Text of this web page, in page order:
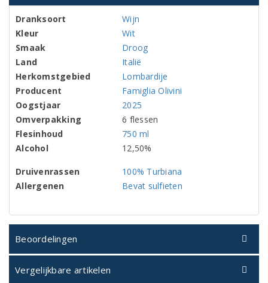
Dranksoort
Wijn
Kleur
Wit
Smaak
Droog
Land
Italië
Herkomstgebied
Lombardije
Producent
Famiglia Olivini
Oogstjaar
2025
Omverpakking
6 flessen
Flesinhoud
750 ml
Alcohol
12,50%
Druivenrassen
100% Turbiana
Allergenen
Bevat sulfieten
Beoordelingen
Vergelijkbare artikelen